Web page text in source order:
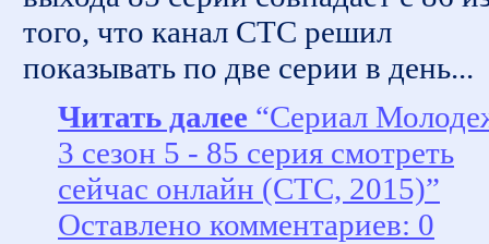
того, что канал СТС решил
показывать по две серии в день...
Читать далее “Сериал
3 сезон 5 - 85 серия смотреть
сейчас онлайн (СТС, 2015)”
Оставлено комментариев: 0